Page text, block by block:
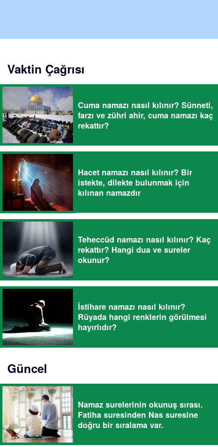
Vaktin Çağrısı
Cuma namazı nasıl kılınır? Sünneti,
farzı ve zühri ahir, cuma namazı kaç
rekattır?
Hacet namazı nasıl kılınır? Bir
istekte, dilekte bulunmak için
kılınan namazdır
Teheccüd namazı nasıl kılınır? Kaç
rekattır? Hangi dua ve sureler
okunur?
İstihare namazı nasıl kılınır?
Rüyada hangi renklerin görülmesi
hayırlıdır?
Güncel
Namaz surelerinin okunuş sırası.
Fatiha suresinden Nas suresine
doğru bir sıralama var.